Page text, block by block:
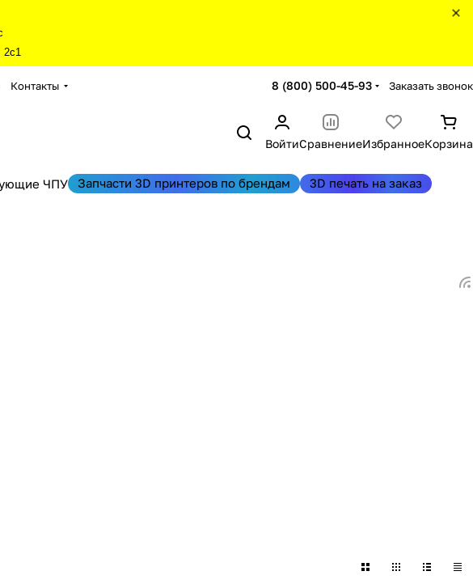
2с1
Контакты 8 (800) 500-45-93 Заказать звонок
ВойтиСравнениеИзбранноеКорзина
ЧПУ Запчасти 3D принтеров по брендам 3D печать на заказ